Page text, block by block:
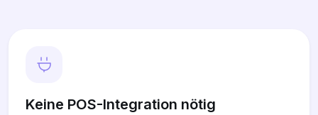
Keine POS-Integration nötig